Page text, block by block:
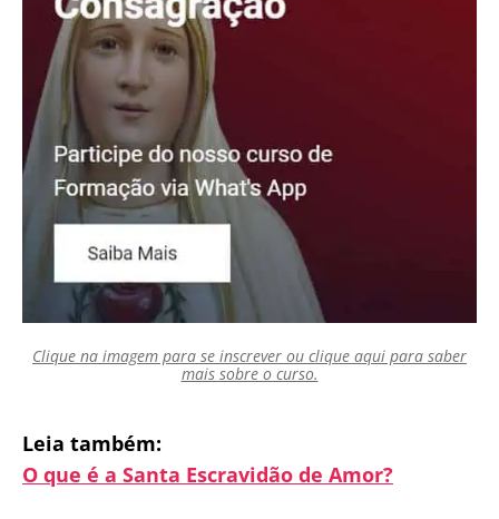
Clique na imagem para se inscrever ou clique aqui para saber
mais sobre o curso.
Leia também:
O que é a Santa Escravidão de Amor?